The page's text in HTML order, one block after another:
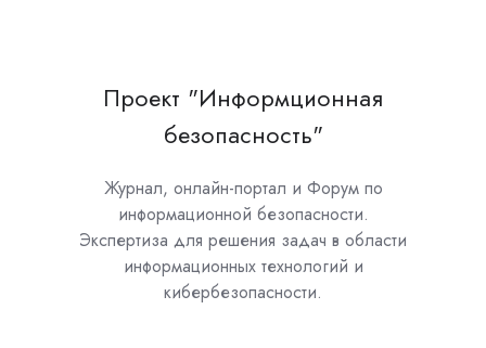
Проект "Информционная
безопасность"
Журнал, онлайн-портал и Форум по
информационной безопасности.
Экспертиза для решения задач в области
информационных технологий и
кибербезопасности.